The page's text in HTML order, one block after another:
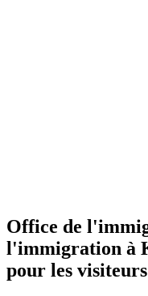
Office de
l'immigration à
pour les visiteurs